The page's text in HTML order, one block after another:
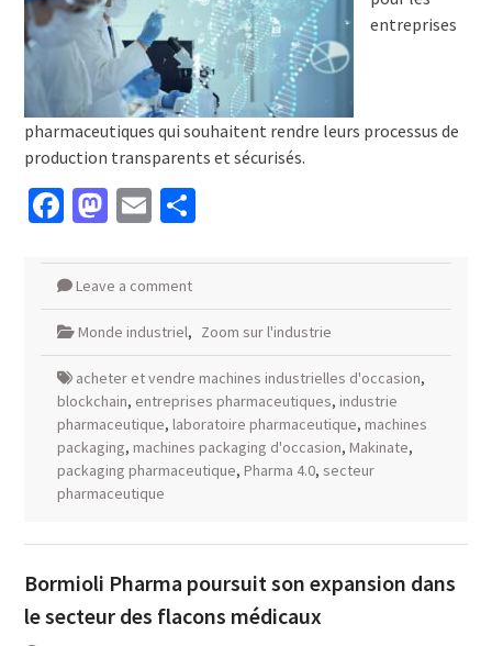
entreprises
pharmaceutiques qui souhaitent rendre leurs processus de
production transparents et sécurisés.
Facebook
Mastodon
EmailPartager
Leave a comment
Monde industriel, Zoom sur l'industrie
acheter et vendre machines industrielles d'occasion,
blockchain, entreprises pharmaceutiques, industrie
pharmaceutique, laboratoire pharmaceutique, machines
packaging, machines packaging d'occasion, Makinate,
packaging pharmaceutique, Pharma 4.0, secteur
pharmaceutique
Bormioli Pharma poursuit son expansion dans
le secteur des flacons médicaux